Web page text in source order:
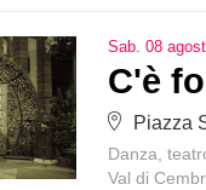
Sab.08
C'è
Piazza
Danza,
Val di